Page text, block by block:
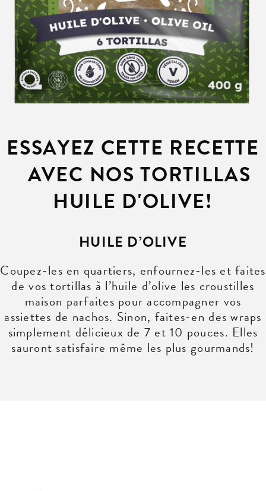
ESSAYEZ CETTE RECETTE
AVEC NOS TORTILLAS
HUILE D'OLIVE!
HUILE D’OLIVE
Coupez-les en quartiers, enfournez-les et faites
de vos tortillas à l’huile d’olive les croustilles
maison parfaites pour accompagner vos
assiettes de nachos. Sinon, faites-en des wraps
simplement délicieux de 7 et 10 pouces. Elles
sauront satisfaire même les plus gourmands!